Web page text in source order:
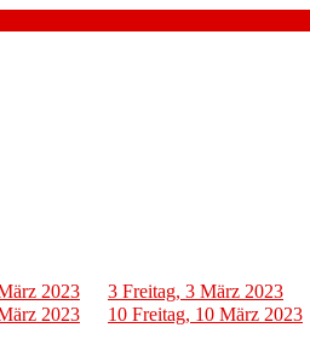
2023 3 Freitag, 3 März 2023
2023 10 Freitag, 10 März 2023